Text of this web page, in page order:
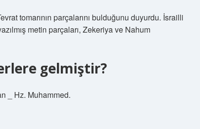
tomarının parçalarını bulduğunu duyurdu. İsrailli
metin parçaları, Zekeriya ve Nahum
gelmiştir?
_ Hz. Muhammed.